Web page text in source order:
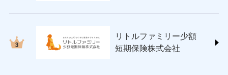
アクサ生命保険株式会社
（https://www.axa.co.jp/）
リトルファミリー少額
短期保険株式会社